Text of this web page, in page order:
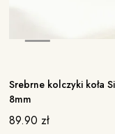
Srebrne kolczyki koła
8mm
89.90zł